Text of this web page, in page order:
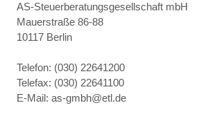
AS-Steuerberatungsgesellschaft mbH
Mauerstraße 86-88
10117 Berlin
Telefon: (030) 22641200
Telefax: (030) 22641100
E-Mail: as-gmbh@etl.de